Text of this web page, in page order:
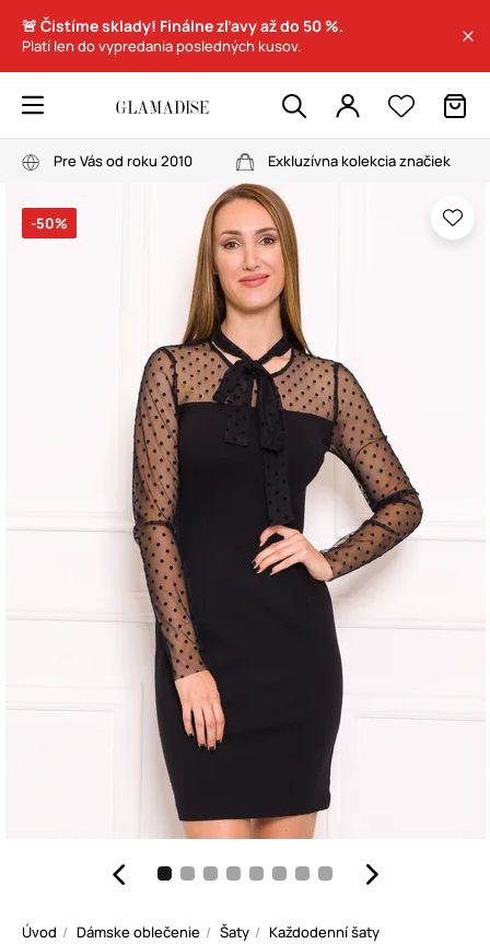
🚨 Čistíme sklady! Finálne zľavy až do 50 %.
Platí len do vypredania posledných kusov.
Pre Vás od roku 2010 Exkluzívna kolekcia značiek
-50%
Úvod Dámske oblečenie Šaty Každodenní šaty